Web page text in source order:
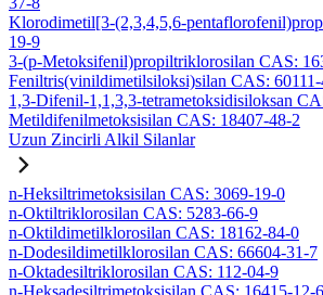
Klorodimetil[3-(2,3,4,5,6-
19-9
3-(p-Metoksifenil)propiltriklorosilan CAS:
Feniltris(vinildimetilsiloksi)silan CAS:
1,3-Difenil-1,1,3,3-tetrametoksidisiloksan
Metildifenilmetoksisilan CAS: 18407-48-2
Uzun Zincirli Alkil Silanlar
n-Heksiltrimetoksisilan CAS: 3069-19-0
n-Oktiltriklorosilan CAS: 5283-66-9
n-Oktildimetilklorosilan CAS: 18162-84-0
n-Dodesildimetilklorosilan CAS: 66604-31-7
n-Oktadesiltriklorosilan CAS: 112-04-9
n-Heksadesiltrimetoksisilan CAS: 16415-12-6